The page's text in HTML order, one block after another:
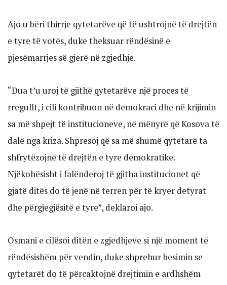
Ajo u bëri thirrje qytetarëve që të ushtrojnë të drejtën
e tyre të votës, duke theksuar rëndësinë e
pjesëmarrjes së gjerë në zgjedhje.
“Dua t’u uroj të gjithë qytetarëve një proces të
rregullt, i cili kontribuon në demokraci dhe në krijimin
sa më shpejt të institucioneve, në mënyrë që Kosova të
dalë nga kriza. Shpresoj që sa më shumë qytetarë ta
shfrytëzojnë të drejtën e tyre demokratike.
Njëkohësisht i falënderoj të gjitha institucionet që
gjatë ditës do të jenë në terren për të kryer detyrat
dhe përgjegjësitë e tyre”, deklaroi ajo.
Osmani e cilësoi ditën e zgjedhjeve si një moment të
rëndësishëm për vendin, duke shprehur besimin se
qytetarët do të përcaktojnë drejtimin e ardhshëm